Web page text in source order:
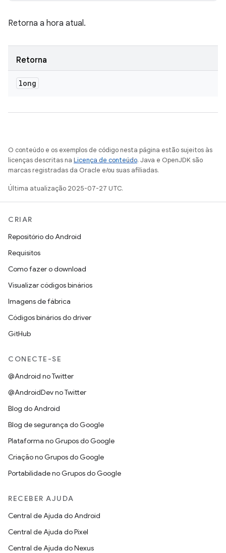
Retorna a hora atual.
Retorna
long
O conteúdo e os exemplos de código nesta página estão sujeitos às
licenças descritas na Licença de conteúdo. Java e OpenJDK são
marcas registradas da Oracle e/ou suas afiliadas.
Última atualização 2025-07-27 UTC.
CRIAR
Repositório do Android
Requisitos
Como fazer o download
Visualizar códigos binários
Imagens de fábrica
Códigos binários do driver
GitHub
CONECTE-SE
@Android no Twitter
@AndroidDev no Twitter
Blog do Android
Blog de segurança do Google
Plataforma no Grupos do Google
Criação no Grupos do Google
Portabilidade no Grupos do Google
RECEBER AJUDA
Central de Ajuda do Android
Central de Ajuda do Pixel
Central de Ajuda do Nexus